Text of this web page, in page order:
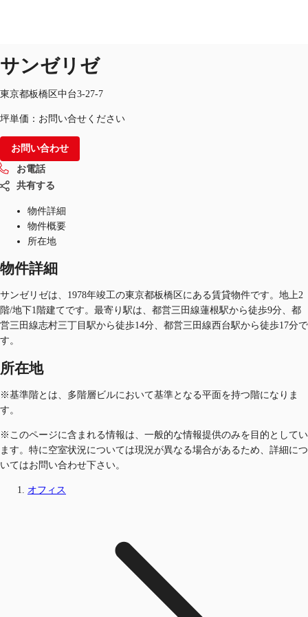
オフィス・事務所
倉庫・物流センター
地図検索
記事
仲介会社様はこちらへ
お気に入り
JP
サンゼリゼ
東京都板橋区中台3-27-7
坪単価：お問い合せください
お問い合わせ
お電話
共有する
物件詳細
物件概要
所在地
物件詳細
サンゼリゼは、1978年竣工の東京都板橋区にある賃貸物件です。地上2
階/地下1階建てです。最寄り駅は、都営三田線蓮根駅から徒歩9分、都
営三田線志村三丁目駅から徒歩14分、都営三田線西台駅から徒歩17分で
す。
所在地
※基準階とは、多階層ビルにおいて基準となる平面を持つ階になりま
す。
※このページに含まれる情報は、一般的な情報提供のみを目的としてい
ます。特に空室状況については現況が異なる場合があるため、詳細につ
いてはお問い合わせ下さい。
オフィス